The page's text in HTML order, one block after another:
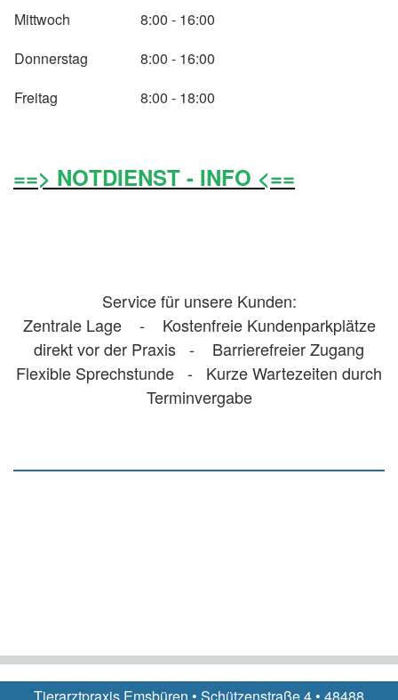
Mittwoch
8:00 - 16:00
Donnerstag
8:00 - 16:00
Freitag
8:00 - 18:00
==> NOTDIENST - INFO <==
Service für unsere Kunden:
Zentrale Lage - Kostenfreie Kundenparkplätze
direkt vor der Praxis - Barrierefreier Zugang
Flexible Sprechstunde - Kurze Wartezeiten durch
Terminvergabe
Tierarztpraxis Emsbüren • Schützenstraße 4 • 48488